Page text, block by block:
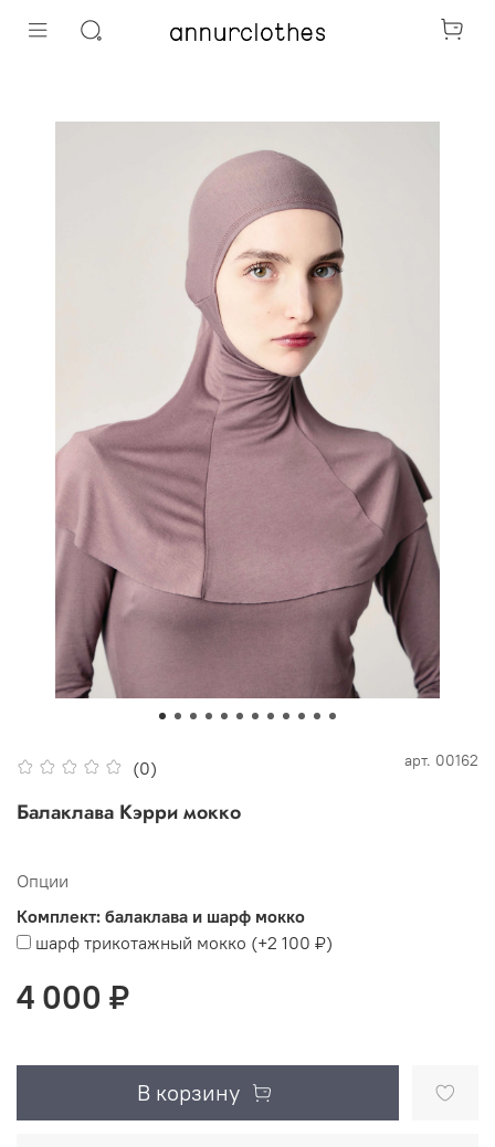
(0) арт. 00162
Балаклава Кэрри мокко
Опции
Комплект: балаклава и шарф мокко
шарф трикотажный мокко (+2 100 ₽)
4 000 ₽
В корзину